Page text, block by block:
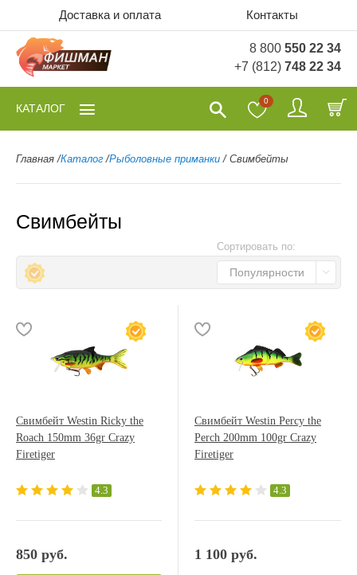
Доставка и оплата Контакты
8 800 550 22 34
+7 (812) 748 22 34
0
КАТАЛОГ
Главная /Каталог /Рыболовные приманки / Свимбейты
Свимбейты
Сортировать по:
Популярности
Свимбейт Westin Ricky the
Roach 150mm 36gr Crazy
Firetiger
4.3
850 руб.
Свимбейт Westin Percy the
Perch 200mm 100gr Crazy
Firetiger
4.3
1 100 руб.